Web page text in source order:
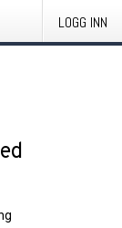
LOGG INN